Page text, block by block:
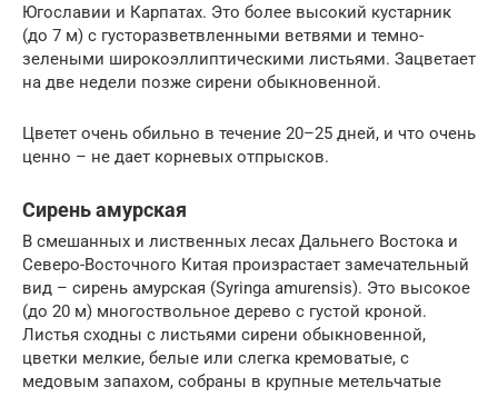
Югославии и Карпатах. Это более высокий кустарник
(до 7 м) с густоразветвленными ветвями и темно-
зелеными широкоэллиптическими листьями. Зацветает
на две недели позже сирени обыкновенной.
Цветет очень обильно в течение 20–25 дней, и что очень
ценно – не дает корневых отпрысков.
Сирень амурская
В смешанных и лиственных лесах Дальнего Востока и
Северо-Восточного Китая произрастает замечательный
вид – сирень амурская (Syringa amurensis). Это высокое
(до 20 м) многоствольное дерево с густой кроной.
Листья сходны с листьями сирени обыкновенной,
цветки мелкие, белые или слегка кремоватые, с
медовым запахом, собраны в крупные метельчатые